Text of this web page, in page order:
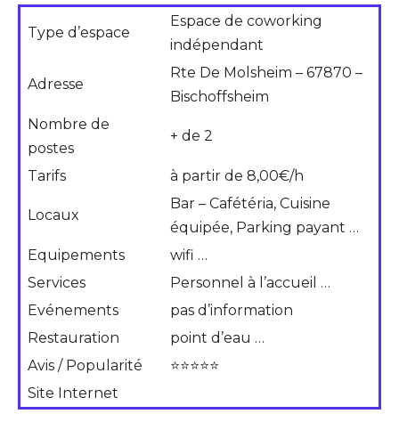
Type d’espace
Espace de coworking
indépendant
Adresse
Rte De Molsheim – 67870 –
Bischoffsheim
Nombre de
postes
+ de 2
Tarifs à partir de 8,00€/h
Locaux
Bar – Cafétéria, Cuisine
équipée, Parking payant …
Equipements
wifi …
Services
Personnel à l’accueil …
Evénements
pas d’information
Restauration
point d’eau …
Avis / Popularité
⭐⭐⭐⭐⭐
Site Internet